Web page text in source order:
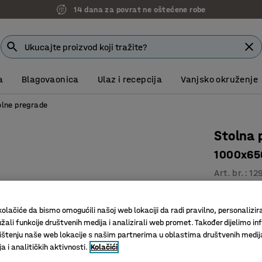
14 dana za povrat ne oštećene robe
Blagovaonica Ulaz i recepcija Vanjsko okruženje
pregrade
Stolna
Art. br. :
Komplet
da bismo omogućili našoj web lokaciji da radi pravilno,
funkcije društvenih medija i analizirali web promet. Također dijelimo
naše web lokacije s našim partnerima u oblastima društvenih
i analitičkih aktivnosti. Kolačići